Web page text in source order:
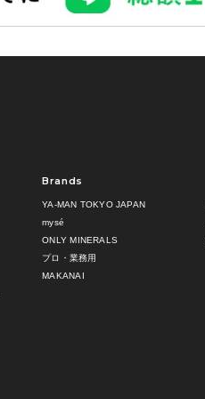
Brands
YA-MAN TOKYO JAPAN
mysé
ONLY MINERALS
プロ・業務用
MAKANAI